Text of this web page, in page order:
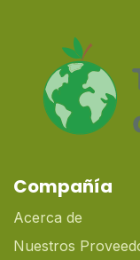
Compañía
Acerca de
Nuestros